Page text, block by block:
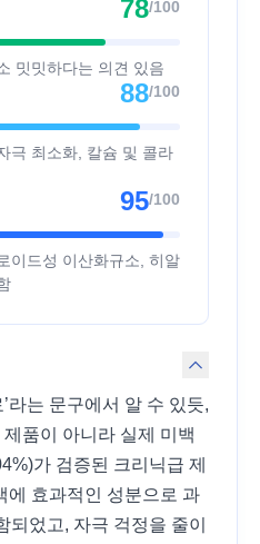
78/100
밋밋하다는 의견 있음
88/100
극 최소화, 칼슘 및 콜라
95/100
이드성 이산화규소, 히알
라는 문구에서 알 수 있듯,
품이 아니라 실제 미백
가 검증된 크리닉급 제
에 효과적인 성분으로 과
되었고, 자극 걱정을 줄이